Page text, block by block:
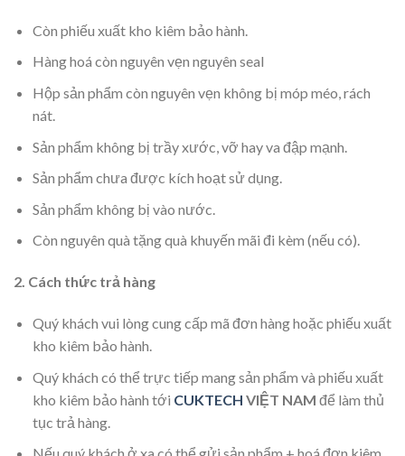
Còn phiếu xuất kho kiêm bảo hành.
Hàng hoá còn nguyên vẹn nguyên seal
Hộp sản phẩm còn nguyên vẹn không bị móp méo, rách
nát.
Sản phẩm không bị trầy xước, vỡ hay va đập mạnh.
Sản phẩm chưa được kích hoạt sử dụng.
Sản phẩm không bị vào nước.
Còn nguyên quà tặng quà khuyến mãi đi kèm (nếu có).
2. Cách thức trả hàng
Quý khách vui lòng cung cấp mã đơn hàng hoặc phiếu xuất
kho kiêm bảo hành.
Quý khách có thể trực tiếp mang sản phẩm và phiếu xuất
kho kiêm bảo hành tới CUKTECH VIỆT NAM để làm thủ
tục trả hàng.